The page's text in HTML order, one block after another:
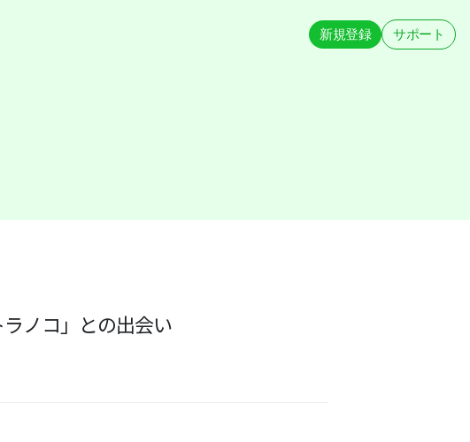
新規登録 サポート
ノコ」との出会い